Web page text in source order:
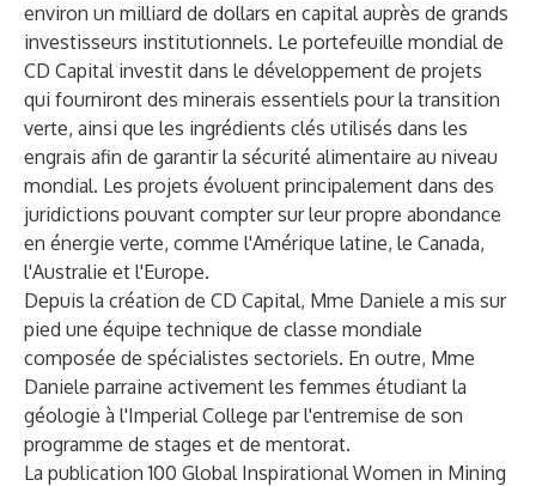
environ un milliard de dollars en capital auprès de grands
investisseurs institutionnels. Le portefeuille mondial de
CD Capital investit dans le développement de projets
qui fourniront des minerais essentiels pour la transition
verte, ainsi que les ingrédients clés utilisés dans les
engrais afin de garantir la sécurité alimentaire au niveau
mondial. Les projets évoluent principalement dans des
juridictions pouvant compter sur leur propre abondance
en énergie verte, comme l'Amérique latine, le Canada,
l'Australie et l'Europe.
Depuis la création de CD Capital, Mme Daniele a mis sur
pied une équipe technique de classe mondiale
composée de spécialistes sectoriels. En outre, Mme
Daniele parraine activement les femmes étudiant la
géologie à l'Imperial College par l'entremise de son
programme de stages et de mentorat.
La publication100 Global Inspirational Women in Mining